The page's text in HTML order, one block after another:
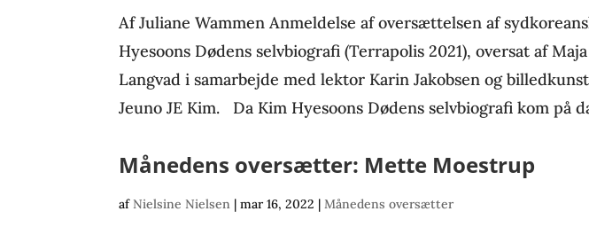
Af Juliane Wammen Anmeldelse af oversættelsen af
Hyesoons Dødens selvbiografi (Terrapolis 2021), oversat af
Langvad i samarbejde med lektor Karin Jakobsen og
Jeuno JE Kim. Da Kim Hyesoons Dødens selvbiografi kom på
Månedens oversætter: Mette Moestrup
afNielsine Nielsen |mar 16, 2022 |Månedens oversætter